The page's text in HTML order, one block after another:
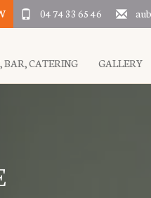
04 74 33 65 46
CATERING GALLERY